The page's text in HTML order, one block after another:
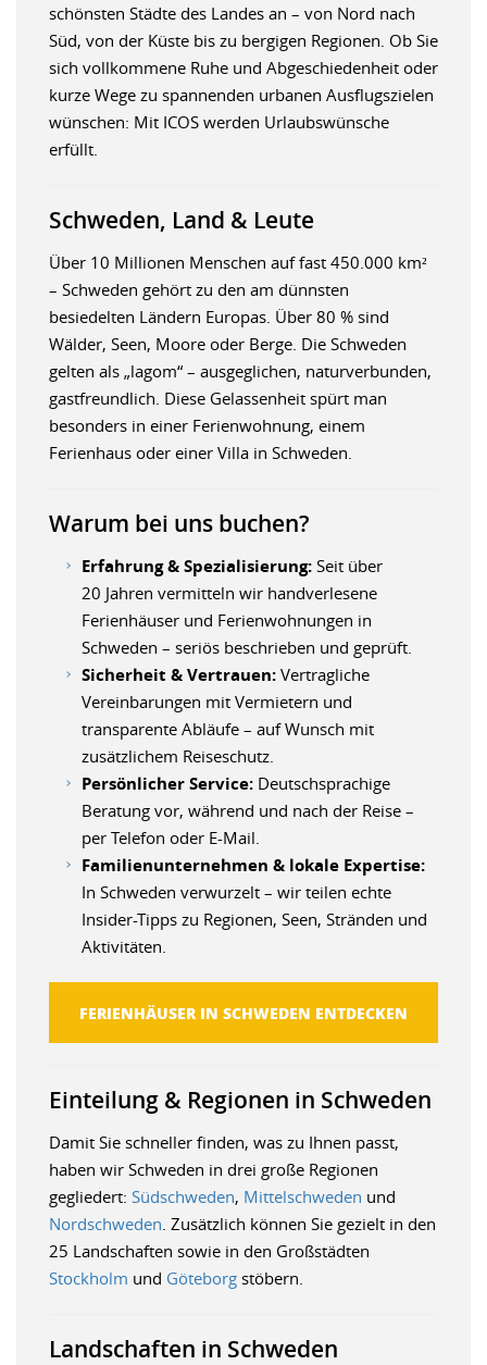
schönsten Städte des Landes an – von Nord nach
Süd, von der Küste bis zu bergigen Regionen. Ob Sie
sich vollkommene Ruhe und Abgeschiedenheit oder
kurze Wege zu spannenden urbanen Ausflugszielen
wünschen: Mit ICOS werden Urlaubswünsche
erfüllt.
Schweden, Land & Leute
Über 10 Millionen Menschen auf fast 450.000 km²
– Schweden gehört zu den am dünnsten
besiedelten Ländern Europas. Über 80 % sind
Wälder, Seen, Moore oder Berge. Die Schweden
gelten als „lagom“ – ausgeglichen, naturverbunden,
gastfreundlich. Diese Gelassenheit spürt man
besonders in einer Ferienwohnung, einem
Ferienhaus oder einer Villa in Schweden.
Warum bei uns buchen?
Erfahrung & Spezialisierung: Seit über
20 Jahren vermitteln wir handverlesene
Ferienhäuser und Ferienwohnungen in
Schweden – seriös beschrieben und geprüft.
Sicherheit & Vertrauen: Vertragliche
Vereinbarungen mit Vermietern und
transparente Abläufe – auf Wunsch mit
zusätzlichem Reiseschutz.
Persönlicher Service: Deutschsprachige
Beratung vor, während und nach der Reise –
per Telefon oder E-Mail.
Familienunternehmen & lokale Expertise:
In Schweden verwurzelt – wir teilen echte
Insider-Tipps zu Regionen, Seen, Stränden und
Aktivitäten.
FERIENHÄUSER IN SCHWEDEN ENTDECKEN
Einteilung & Regionen in Schweden
Damit Sie schneller finden, was zu Ihnen passt,
haben wir Schweden in drei große Regionen
gegliedert: Südschweden, Mittelschweden und
Nordschweden . Zusätzlich können Sie gezielt in den
25 Landschaften sowie in den Großstädten
Stockholm und Göteborg stöbern.
Landschaften in Schweden